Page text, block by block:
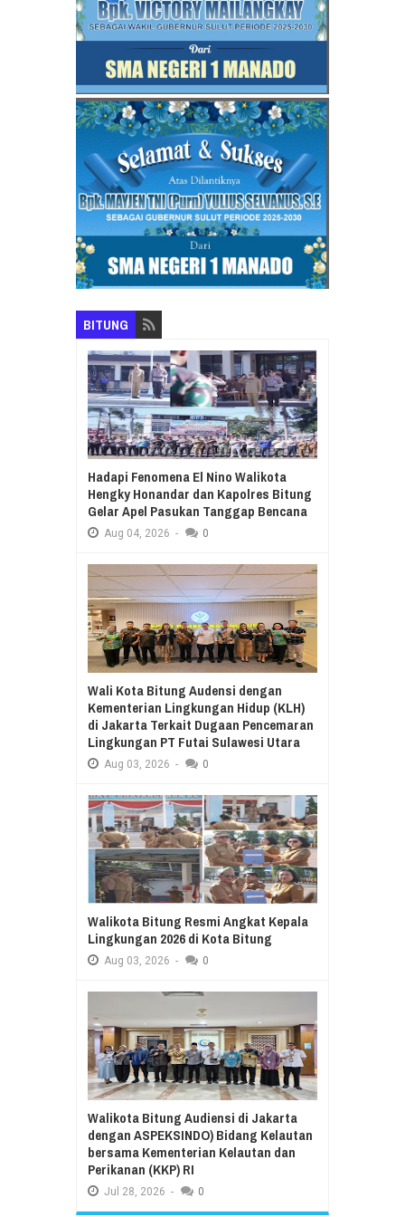
BITUNG
Hadapi Fenomena El Nino Walikota
Hengky Honandar dan Kapolres Bitung
Gelar Apel Pasukan Tanggap Bencana
Aug 04, 2026 - 0
Wali Kota Bitung Audensi dengan
Kementerian Lingkungan Hidup (KLH)
di Jakarta Terkait Dugaan Pencemaran
Lingkungan PT Futai Sulawesi Utara
Aug 03, 2026 - 0
Walikota Bitung Resmi Angkat Kepala
Lingkungan 2026 di Kota Bitung
Aug 03, 2026 - 0
Walikota Bitung Audiensi di Jakarta
dengan ASPEKSINDO) Bidang Kelautan
bersama Kementerian Kelautan dan
Perikanan (KKP) RI
Jul 28, 2026 - 0